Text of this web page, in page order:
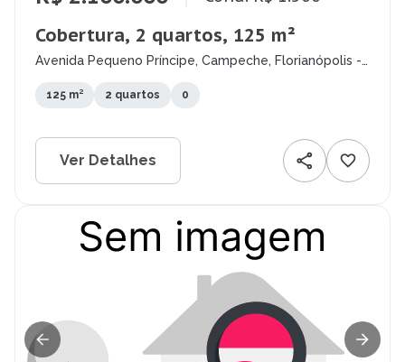
Cobertura, 2 quartos, 125 m²
Avenida Pequeno Príncipe, Campeche, Florianópolis -
125 m² 2 quartos 0
Ver Detalhes